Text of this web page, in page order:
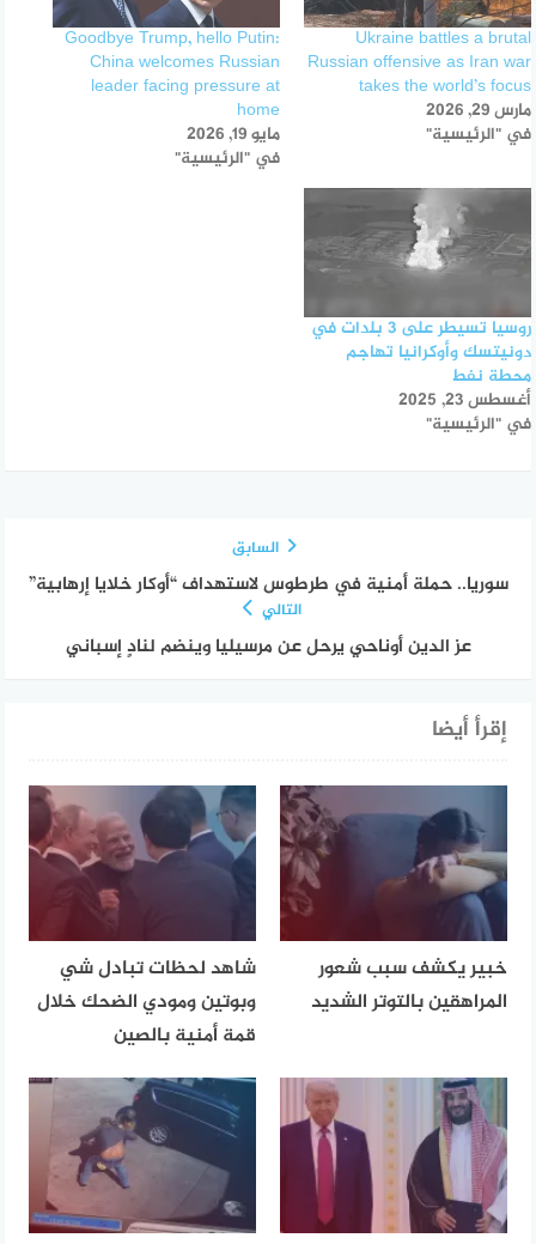
Ukraine battles a brutal
Russian offensive as Iran war
takes the world’s focus
مارس 29, 2026
في "الرئيسية"
Goodbye Trump, hello Putin:
China welcomes Russian
leader facing pressure at
home
مايو 19, 2026
في "الرئيسية"
روسيا تسيطر على 3 بلدات في
دونيتسك وأوكرانيا تهاجم
محطة نفط
أغسطس 23, 2025
في "الرئيسية"
السابق
سوريا.. حملة أمنية في طرطوس لاستهداف “أوكار خلايا إرهابية”
التالي
عز الدين أوناحي يرحل عن مرسيليا وينضم لنادٍ إسباني
إقرأ أيضا
خبير يكشف سبب شعور
المراهقين بالتوتر الشديد
شاهد لحظات تبادل شي
وبوتين ومودي الضحك خلال
قمة أمنية بالصين